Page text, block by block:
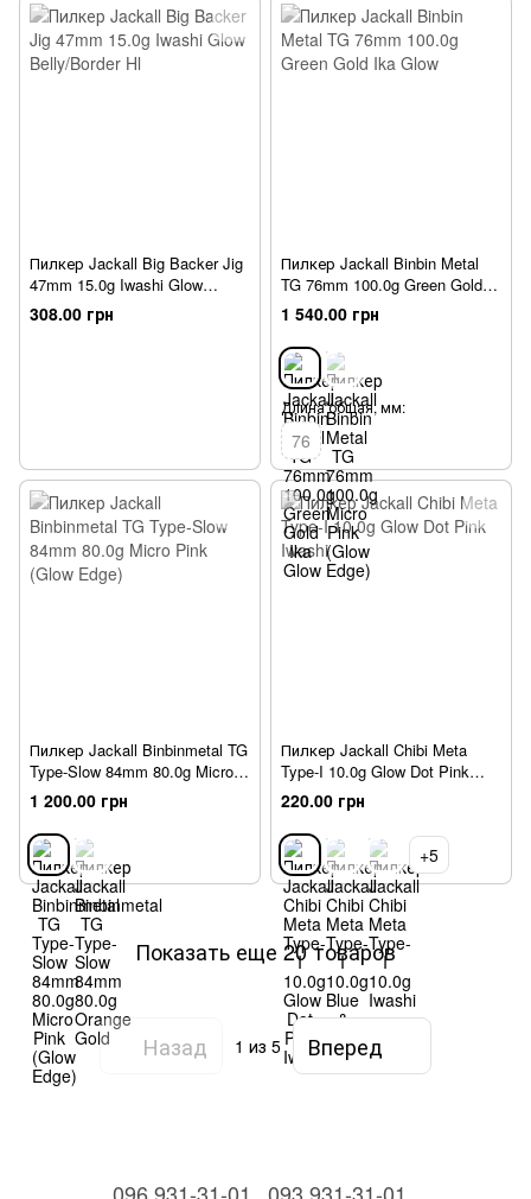
Пилкер Jackall Big Backer Jig
47mm 15.0g Iwashi Glow
Belly/Border Hl
308.00 грн
Пилкер Jackall Binbin Metal
TG 76mm 100.0g Green Gold
Ika Glow
1 540.00 грн
Длина общая, мм:
76
Пилкер Jackall Binbinmetal TG
Type-Slow 84mm 80.0g Micro
Pink (Glow Edge)
1 200.00 грн
Пилкер Jackall Chibi Meta
Type-I 10.0g Glow Dot Pink
Iwashi
220.00 грн
+5
Показать еще 20 товаров
Назад 1 из 5 Вперед